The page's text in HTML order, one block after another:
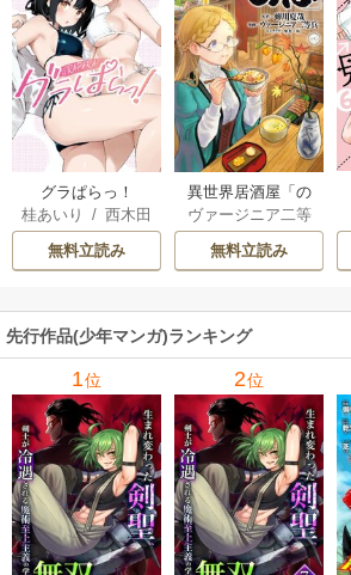
グラぱらっ！
桂あいり
/西木田
景志
無料立読み
異世界居酒屋「の
ぶ」
ヴァージニア二等
兵/蝉川夏哉/転
無料立読み
先行作品(少年マンガ)ランキング
1位 2位